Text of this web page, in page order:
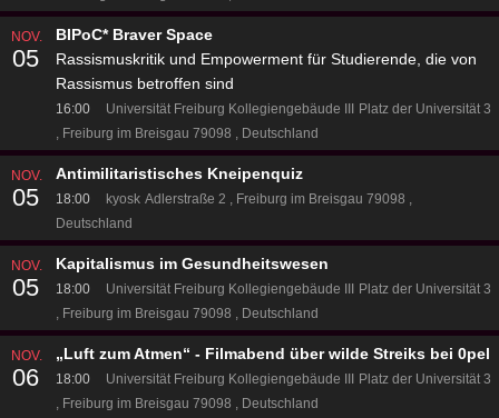
NOV.
05
BIPoC* Braver Space
Rassismuskritik und Empowerment für Studierende, die von
Rassismus betroffen sind
16:00 Universität Freiburg Kollegiengebäude III Platz der Universität 3
Freiburg im Breisgau 79098
Deutschland
NOV.
05
Antimilitaristisches Kneipenquiz
18:00 kyosk Adlerstraße 2
Freiburg im Breisgau 79098
Deutschland
NOV.
05
Kapitalismus im Gesundheitswesen
18:00 Universität Freiburg Kollegiengebäude III Platz der Universität 3
Freiburg im Breisgau 79098
Deutschland
NOV.
06
„Luft zum Atmen“ - Filmabend über wilde Streiks bei 0pel
18:00 Universität Freiburg Kollegiengebäude III Platz der Universität 3
Freiburg im Breisgau 79098
Deutschland